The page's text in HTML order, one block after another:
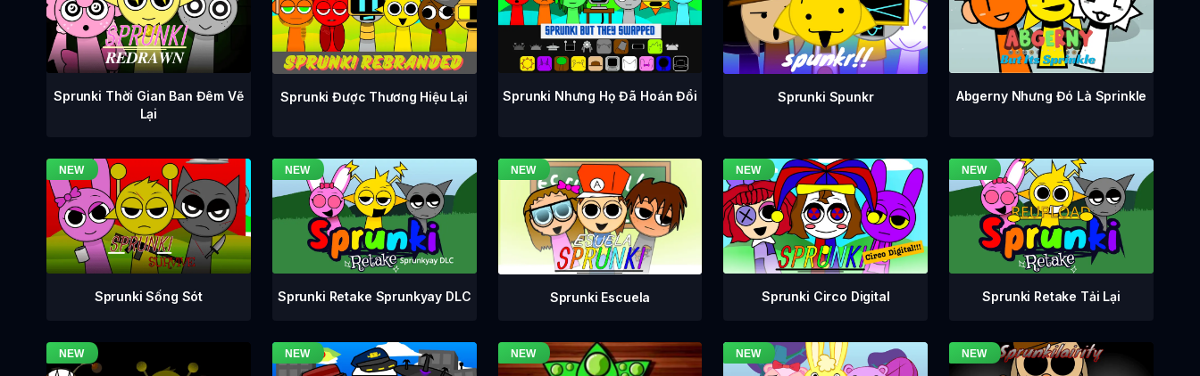
Sprunki Thời Gian Ban Đêm Vẽ
Lại
Sprunki Được Thương Hiệu Lại Sprunki Nhưng Họ Đã Hoán Đổi Sprunki Spunkr Abgerny Nhưng Đó Là Sprinkle
Sprunki Sống Sót Sprunki Retake Sprunkyay DLC Sprunki Escuela Sprunki Circo Digital Sprunki Retake Tải Lại